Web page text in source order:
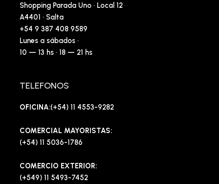
Shopping Parada Uno · Local 12
A4401 · Salta
+54 9 387 408 9589
Lunes a sábados ·
10 — 13 hs · 18 — 21 hs
TELEFONOS
OFICINA:(+54) 11 4553-9282
COMERCIAL MAYORISTAS:
(+54) 11 5036-1786
COMERCIO EXTERIOR:
(+549) 11 5493-7452